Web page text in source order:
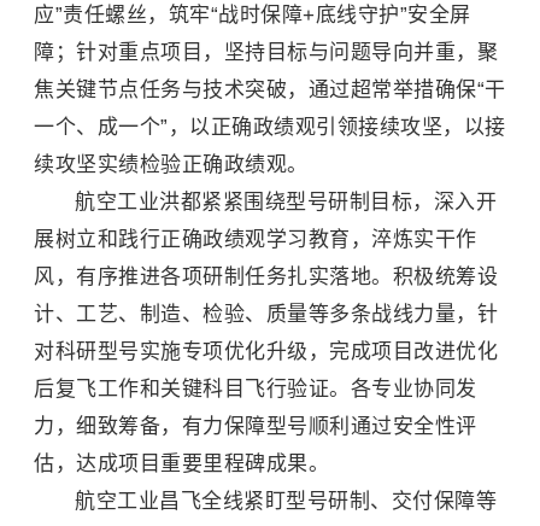
应”责任螺丝，筑牢“战时保障+底线守护”安全屏
障；针对重点项目，坚持目标与问题导向并重，聚
焦关键节点任务与技术突破，通过超常举措确保“干
一个、成一个”，以正确政绩观引领接续攻坚，以接
续攻坚实绩检验正确政绩观。
航空工业洪都紧紧围绕型号研制目标，深入开
展树立和践行正确政绩观学习教育，淬炼实干作
风，有序推进各项研制任务扎实落地。积极统筹设
计、工艺、制造、检验、质量等多条战线力量，针
对科研型号实施专项优化升级，完成项目改进优化
后复飞工作和关键科目飞行验证。各专业协同发
力，细致筹备，有力保障型号顺利通过安全性评
估，达成项目重要里程碑成果。
航空工业昌飞全线紧盯型号研制、交付保障等